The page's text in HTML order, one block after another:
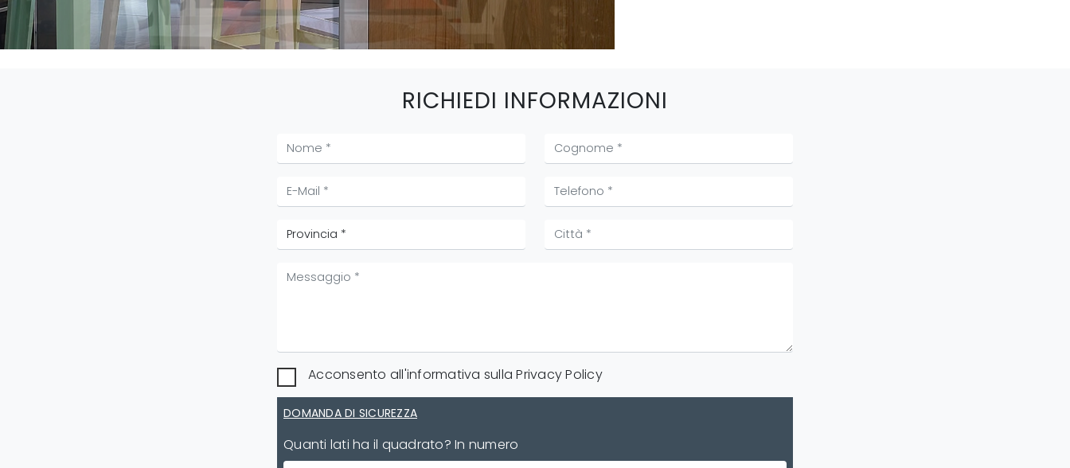
RICHIEDI INFORMAZIONI
Acconsento all'informativa sullaPrivacy Policy
DOMANDA DI SICUREZZA
Quanti lati ha il quadrato? In numero